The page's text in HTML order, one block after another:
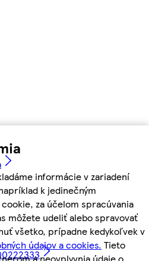
informácie v zariadení
k jedinečným
za účelom spracúvania
môžete udeliť alebo spravovať
všetko, prípadne kedykoľvek v
údajov a cookies. Tieto
a neovplyvnia údaje o